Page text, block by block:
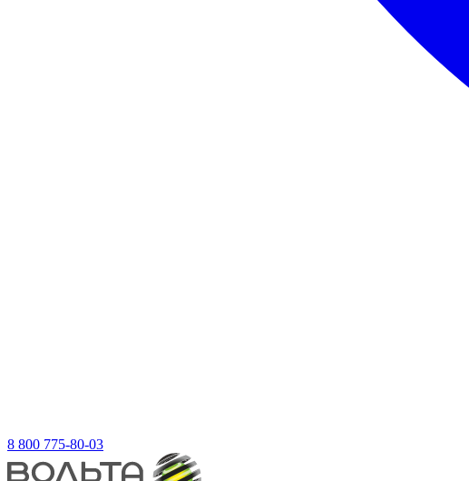
8 800 775-80-03